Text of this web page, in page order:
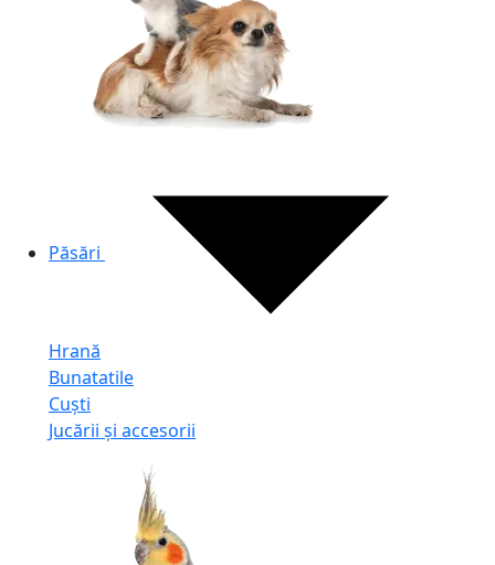
Păsări
Hrană
Bunatatile
Cuști
Jucării și accesorii